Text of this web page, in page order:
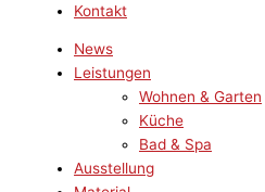
Kontakt
News
Leistungen
Wohnen & Garten
Küche
Bad & Spa
Ausstellung